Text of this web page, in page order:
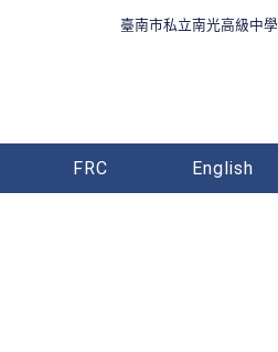
臺南市私立南光高級中學
FRC English